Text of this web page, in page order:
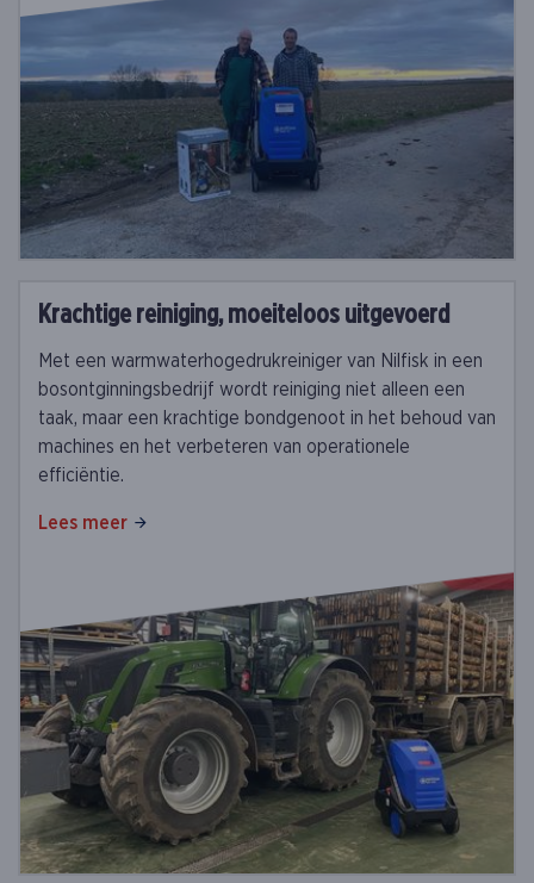
Krachtige reiniging, moeiteloos uitgevoerd
Met een warmwaterhogedrukreiniger van Nilfisk in een
bosontginningsbedrijf wordt reiniging niet alleen een
taak, maar een krachtige bondgenoot in het behoud van
machines en het verbeteren van operationele
efficiëntie.
Lees meer